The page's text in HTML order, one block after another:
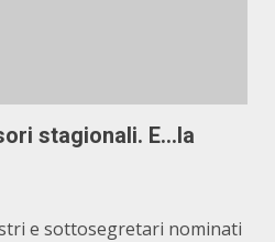
stagionali. E…la
e sottosegretari nominati